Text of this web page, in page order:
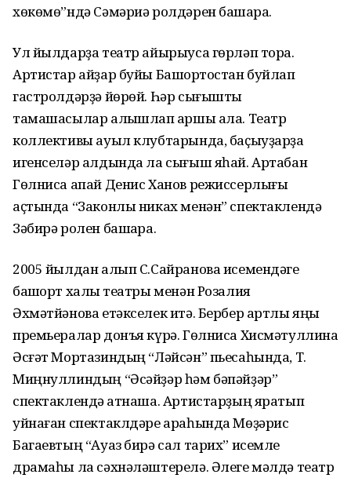
хөкөмө”ндә Сәмәриә ролдәрен башҡара.
Ул йылдарҙа театр айырыуса гөрләп тора.
Артистар айҙар буйы Башҡортостан буйлап
гастролдәрҙә йөрөй. Һәр сығышты
тамашасылар алҡышлап ҡаршы ала. Театр
коллективы ауыл клубтарында, баҫыуҙарҙа
игенселәр алдында ла сығыш яһай. Артабан
Гөлниса апай Денис Ханов режиссерлығы
аҫтында “Законлы никах менән” спектаклендә
Зәбирә ролен башҡара.
2005 йылдан алып С.Сайранова исемендәге
башҡорт халыҡ театры менән Розалия
Әхмәтйәнова етәкселек итә. Бербер артлы яңы
премьералар донъя күрә. Гөлниса Хисмәтуллина
Әсғәт Мортазиндың “Ләйсән” пьесаһында, Т.
Миңнуллиндың “Әсәйҙәр һәм бәпәйҙәр”
спектаклендә ҡатнаша. Артистарҙың яратып
уйнаған спектаклдәре араһында Мөҙәрис
Багаевтың “Ауаз бирә сал тарих” исемле
драмаһы ла сәхнәләштерелә. Әлеге мәлдә театр